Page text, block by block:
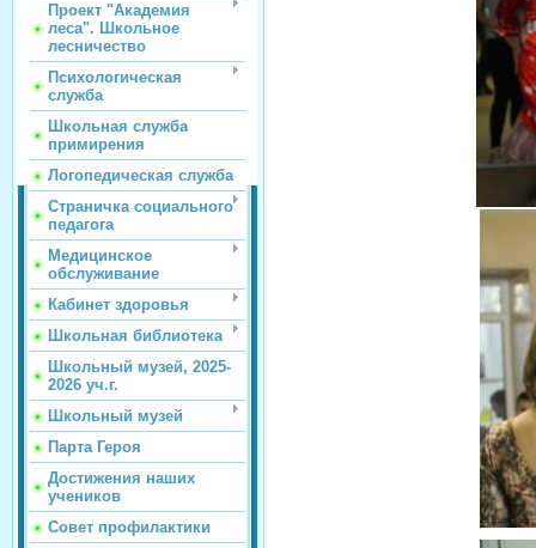
Проект "Академия
леса". Школьное
лесничество
Психологическая
служба
Школьная служба
примирения
Логопедическая служба
Страничка социального
педагога
Медицинское
обслуживание
Кабинет здоровья
Школьная библиотека
Школьный музей, 2025-
2026 уч.г.
Школьный музей
Парта Героя
Достижения наших
учеников
Совет профилактики